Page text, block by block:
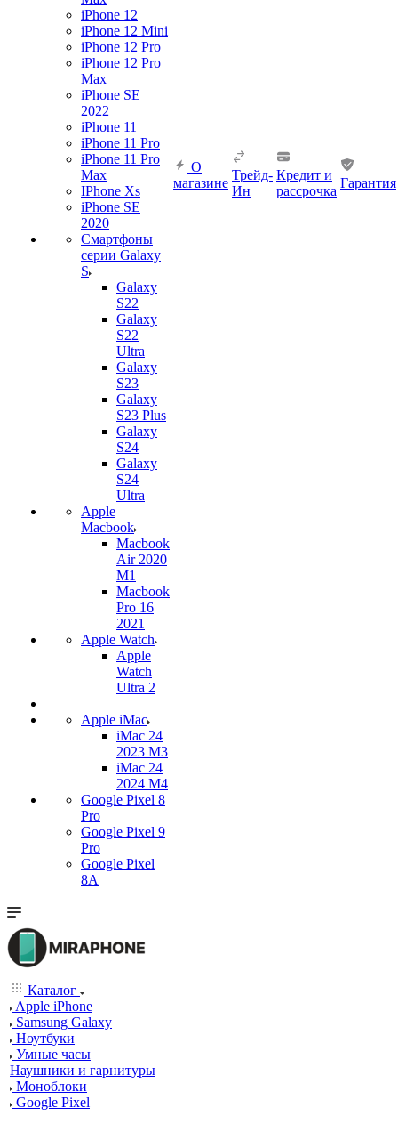
iPhone 12
iPhone 12 Mini
iPhone 12 Pro
iPhone 12 Pro
Max
iPhone SE
2022
iPhone 11
iPhone 11 Pro
iPhone 11 Pro
Max
IPhone Xs
iPhone SE
2020
Смартфоны
серии Galaxy
S
Galaxy
S22
Galaxy
S22
Ultra
Galaxy
S23
Galaxy
S23 Plus
Galaxy
S24
Galaxy
S24
Ultra
Apple
Macbook
Macbook
Air 2020
M1
Macbook
Pro 16
2021
Apple Watch
Apple
Watch
Ultra 2
Apple iMac
iMac 24
2023 M3
iMac 24
2024 M4
Google Pixel 8
Pro
Google Pixel 9
Pro
Google Pixel
8A
О
магазине
Трейд-
Ин
Кредит и
рассрочка
Гарантия
Каталог
Apple iPhone
Samsung Galaxy
Ноутбуки
Умные часы
Наушники и гарнитуры
Моноблоки
Google Pixel